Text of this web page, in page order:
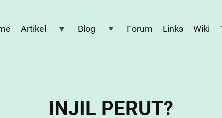
Artikel Blog Forum Links Wiki
INJIL PERUT?